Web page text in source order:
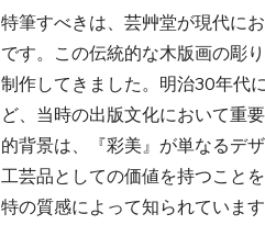
特筆すべきは、芸艸堂が現代に
です。この伝統的な木版画の彫
制作してきました。明治30年代
ど、当時の出版文化において重
的背景は、『彩美』が単なるデ
工芸品としての価値を持つこと
特の質感によって知られていま